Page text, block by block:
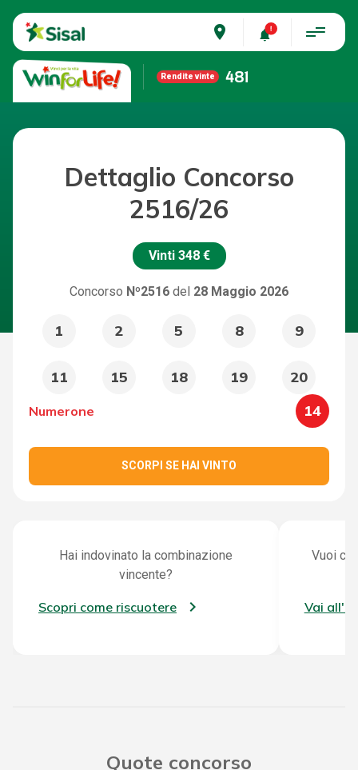
place
Rendite vinte 481
Dettaglio Concorso
2516/26
Vinti 348 €
Concorso Nº2516 del 28 Maggio 2026
1 2 5 8 9
11 15 18 19 20
Numerone 14
SCORPI SE HAI VINTO
Hai indovinato la combinazione
vincente?
Scopri come riscuotere
Vuoi
Vai
Quote concorso